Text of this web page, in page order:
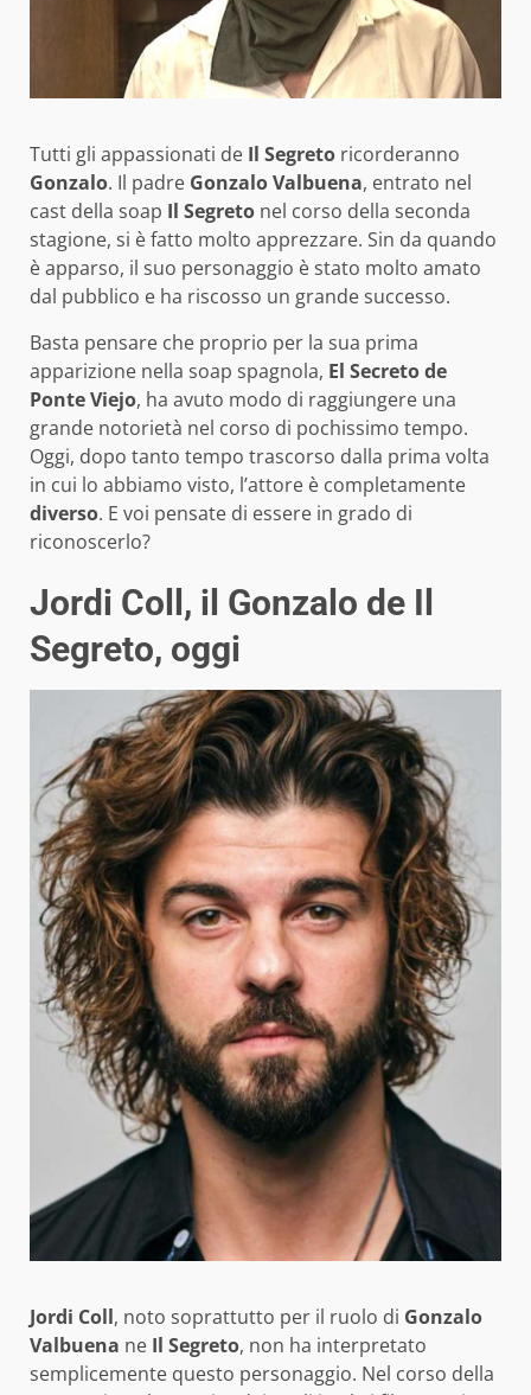
Tutti gli appassionati de Il Segreto ricorderanno
Gonzalo. Il padre Gonzalo Valbuena, entrato nel
cast della soap Il Segreto nel corso della seconda
stagione, si è fatto molto apprezzare. Sin da quando
è apparso, il suo personaggio è stato molto amato
dal pubblico e ha riscosso un grande successo.
Basta pensare che proprio per la sua prima
apparizione nella soap spagnola, El Secreto de
Ponte Viejo, ha avuto modo di raggiungere una
grande notorietà nel corso di pochissimo tempo.
Oggi, dopo tanto tempo trascorso dalla prima volta
in cui lo abbiamo visto, l’attore è completamente
diverso. E voi pensate di essere in grado di
riconoscerlo?
Jordi Coll, il Gonzalo de Il
Segreto, oggi
Jordi Coll, noto soprattutto per il ruolo di Gonzalo
Valbuena ne Il Segreto, non ha interpretato
semplicemente questo personaggio. Nel corso della